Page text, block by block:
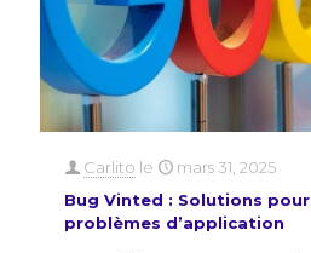
Carlito le
mars 31, 2025
Bug Vinted : Solutions
problèmes d’application